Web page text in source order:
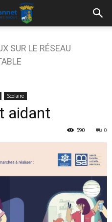
SUR LE RÉSEAU
Scolaire
aidant
0
590